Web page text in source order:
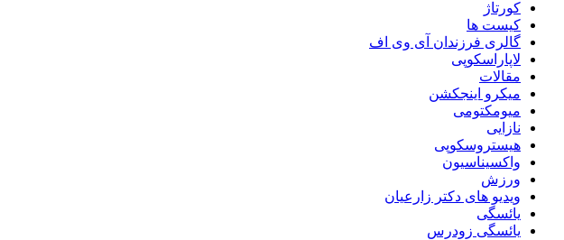
کورتاژ
کیست ها
گالری فرزندان آی وی اف
لاپاراسکوپی
مقالات
میکرو اینجکشن
میومکتومی
نازایی
هیستروسکوپی
واکسیناسیون
ورزش
ویدیو های دکتر زارعیان
یائسگی
یائسگی زودرس